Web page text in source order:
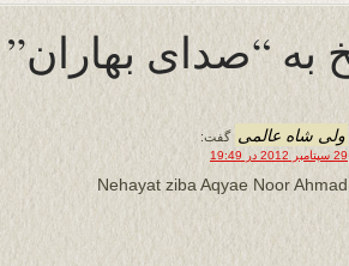
ولی شاه عالمی گفت:
29 سپتامبر 2012 در 19:49
Nehayat ziba Aqyae Noor Ahmad